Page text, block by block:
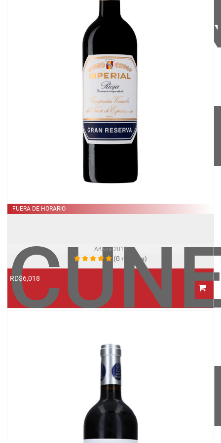
FUERA DE HORARIO
Añada2017
(0 reviews)
RD$6,018